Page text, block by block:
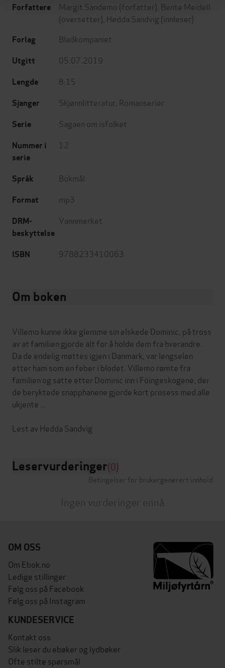
Forfattere Margit Sandemo (forfatter), Bente Meidell
(oversetter), Hedda Sandvig (innleser)
Forlag Bladkompaniet
Utgitt 05.07.2019
Lengde 8:15
Sjanger Skjønnlitteratur Romanserier
Serie Sagaen om isfolket
Nummer i
serie
12
Språk Bokmål
Format mp3
DRM-
beskyttelse
Vannmerket
ISBN 9788233410063
Om boken
Villemo kunne ikke glemme sin elskede Dominic, på tross
av at familien gjorde alt for å holde dem fra hverandre.
Da de endelig møttes igjen i Danmark, var lengselen
etter ham som en feber i blodet. Villemo rømte fra
familien og satte etter Dominic inn i Föingeskogene, der
de beryktede snapphanene gjorde kort prosess med alle
ukjente ...
Leservurderinger(0)
Betingelser for brukergenerert innhold
Ingen vurderinger ennå
OM OSS
Om Ebok.no
Ledige stillinger
Følg oss på Facebook
Følg oss på Instagram
KUNDESERVICE
Kontakt oss
Slik leser du ebøker og lydbøker
Ofte stilte spørsmål